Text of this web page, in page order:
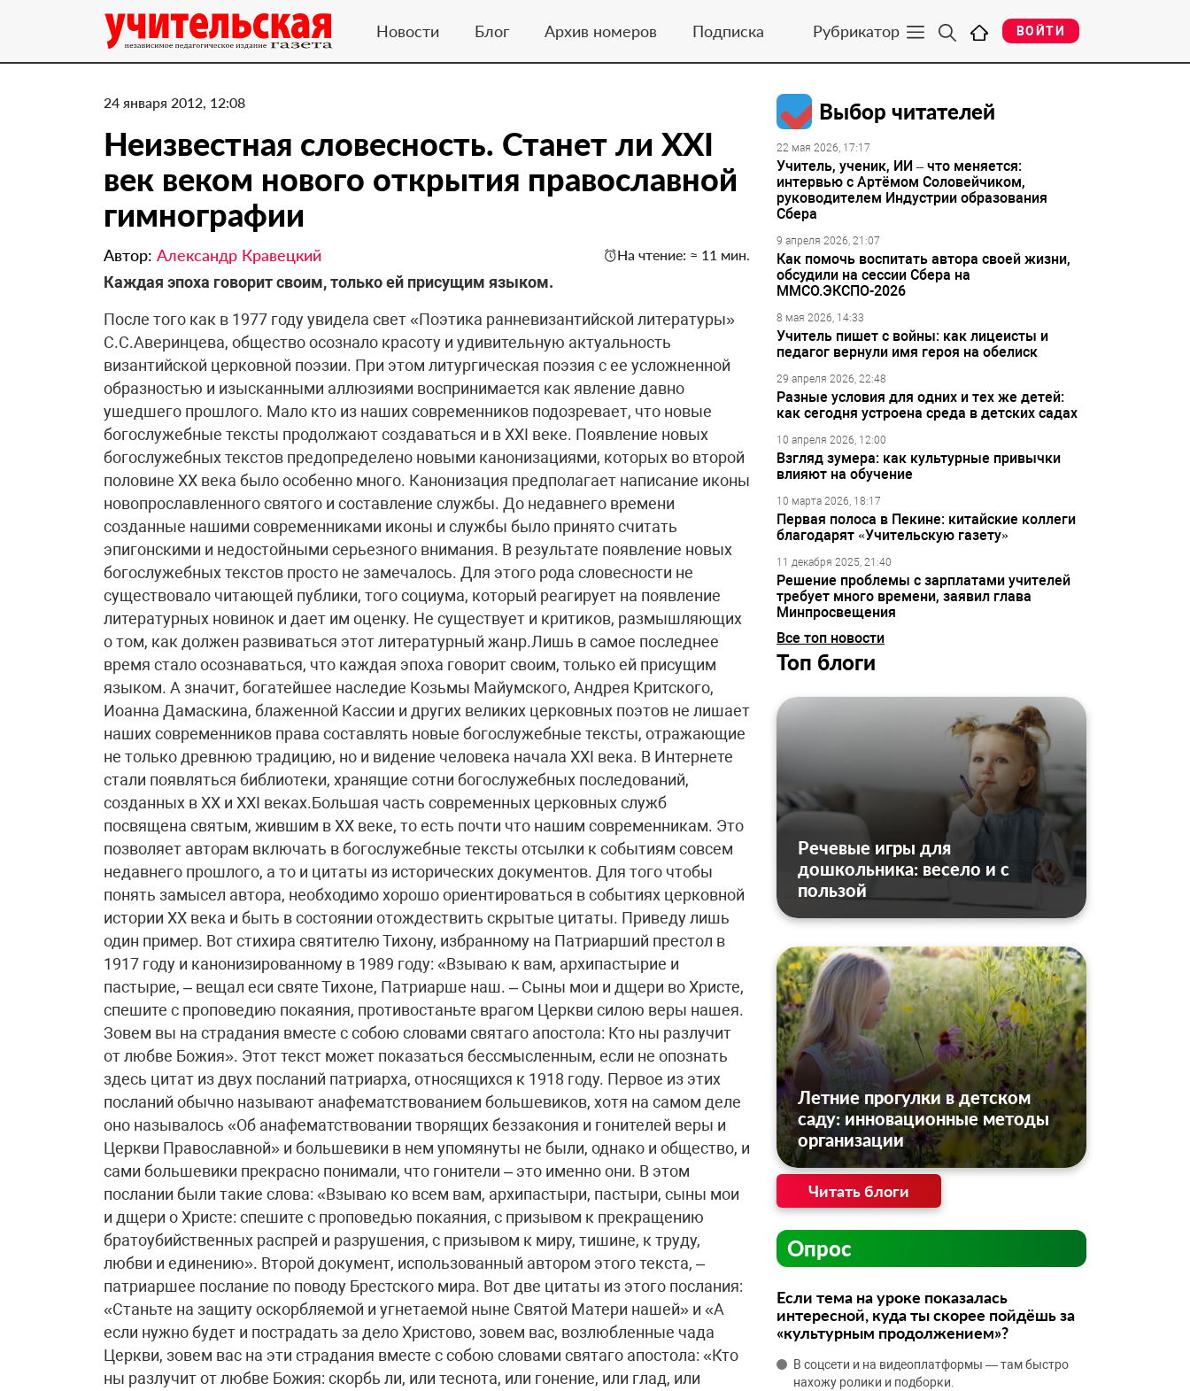
Новости Блог Архив номеров Подписка Рубрикатор ВОЙТИ
24 января 2012, 12:08
Неизвестная словесность. Станет ли XXI
век веком нового открытия православной
гимнографии
Автор: Александр Кравецкий На чтение: ≈ 11 мин.
Каждая эпоха говорит своим, только ей присущим языком.
После того как в 1977 году увидела свет «Поэтика ранневизантийской литературы»
С.С.Аверинцева, общество осознало красоту и удивительную актуальность
византийской церковной поэзии. При этом литургическая поэзия с ее усложненной
образностью и изысканными аллюзиями воспринимается как явление давно
ушедшего прошлого. Мало кто из наших современников подозревает, что новые
богослужебные тексты продолжают создаваться и в XXI веке. Появление новых
богослужебных текстов предопределено новыми канонизациями, которых во второй
половине XX века было особенно много. Канонизация предполагает написание иконы
новопрославленного святого и составление службы. До недавнего времени
созданные нашими современниками иконы и службы было принято считать
эпигонскими и недостойными серьезного внимания. В результате появление новых
богослужебных текстов просто не замечалось. Для этого рода словесности не
существовало читающей публики, того социума, который реагирует на появление
литературных новинок и дает им оценку. Не существует и критиков, размышляющих
о том, как должен развиваться этот литературный жанр.Лишь в самое последнее
время стало осознаваться, что каждая эпоха говорит своим, только ей присущим
языком. А значит, богатейшее наследие Козьмы Майумского, Андрея Критского,
Иоанна Дамаскина, блаженной Кассии и других великих церковных поэтов не лишает
наших современников права составлять новые богослужебные тексты, отражающие
не только древнюю традицию, но и видение человека начала XXI века. В Интернете
стали появляться библиотеки, хранящие сотни богослужебных последований,
созданных в XX и XXI веках.Большая часть современных церковных служб
посвящена святым, жившим в XX веке, то есть почти что нашим современникам. Это
позволяет авторам включать в богослужебные тексты отсылки к событиям совсем
недавнего прошлого, а то и цитаты из исторических документов. Для того чтобы
понять замысел автора, необходимо хорошо ориентироваться в событиях церковной
истории XX века и быть в состоянии отождествить скрытые цитаты. Приведу лишь
один пример. Вот стихира святителю Тихону, избранному на Патриарший престол в
1917 году и канонизированному в 1989 году: «Взываю к вам, архипастырие и
пастырие, – вещал еси святе Тихоне, Патриарше наш. – Сыны мои и дщери во Христе,
спешите с проповедию покаяния, противостаньте врагом Церкви силою веры нашея.
Зовем вы на страдания вместе с собою словами святаго апостола: Кто ны разлучит
от любве Божия». Этот текст может показаться бессмысленным, если не опознать
здесь цитат из двух посланий патриарха, относящихся к 1918 году. Первое из этих
посланий обычно называют анафематствованием большевиков, хотя на самом деле
оно называлось «Об анафематствовании творящих беззакония и гонителей веры и
Церкви Православной» и большевики в нем упомянуты не были, однако и общество, и
сами большевики прекрасно понимали, что гонители – это именно они. В этом
послании были такие слова: «Взываю ко всем вам, архипастыри, пастыри, сыны мои
и дщери о Христе: спешите с проповедью покаяния, с призывом к прекращению
братоубийственных распрей и разрушения, с призывом к миру, тишине, к труду,
любви и единению». Второй документ, использованный автором этого текста, –
патриаршее послание по поводу Брестского мира. Вот две цитаты из этого послания:
«Станьте на защиту оскорбляемой и угнетаемой ныне Святой Матери нашей» и «А
если нужно будет и пострадать за дело Христово, зовем вас, возлюбленные чада
Церкви, зовем вас на эти страдания вместе с собою словами святаго апостола: «Кто
ны разлучит от любве Божия: скорбь ли, или теснота, или гонение, или глад, или
Выбор читателей
22 мая 2026, 17:17
Учитель, ученик, ИИ – что меняется:
интервью с Артёмом Соловейчиком,
руководителем Индустрии образования
Сбера
9 апреля 2026, 21:07
Как помочь воспитать автора своей жизни,
обсудили на сессии Сбера на
ММСО.ЭКСПО-2026
8 мая 2026, 14:33
Учитель пишет с войны: как лицеисты и
педагог вернули имя героя на обелиск
29 апреля 2026, 22:48
Разные условия для одних и тех же детей:
как сегодня устроена среда в детских садах
10 апреля 2026, 12:00
Взгляд зумера: как культурные привычки
влияют на обучение
10 марта 2026, 18:17
Первая полоса в Пекине: китайские коллеги
благодарят «Учительскую газету»
11 декабря 2025, 21:40
Решение проблемы с зарплатами учителей
требует много времени, заявил глава
Минпросвещения
Все топ новости
Топ блоги
Речевые игры для
дошкольника: весело и с
пользой
Летние прогулки в детском
саду: инновационные методы
организации
Читать блоги
Опрос
Если тема на уроке показалась
интересной, куда ты скорее пойдёшь за
«культурным продолжением»?
В соцсети и на видеоплатформы — там быстро
нахожу ролики и подборки.